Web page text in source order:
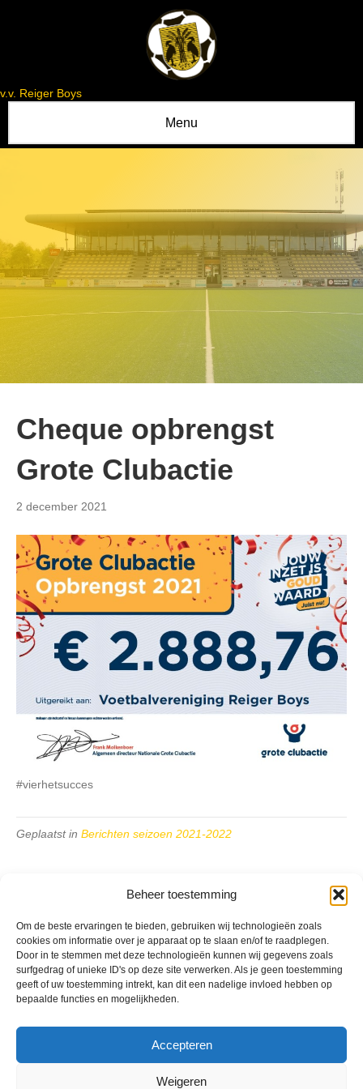
Beheer toestemming
Om de beste ervaringen te bieden, gebruiken wij technologieën zoals
cookies om informatie over je apparaat op te slaan en/of te raadplegen.
Door in te stemmen met deze technologieën kunnen wij gegevens zoals
surfgedrag of unieke ID's op deze site verwerken. Als je geen toestemming
geeft of uw toestemming intrekt, kan dit een nadelige invloed hebben op
bepaalde functies en mogelijkheden.
Accepteren
Weigeren
v.v. Reiger Boys
Menu
Cheque opbrengst
Grote Clubactie
2 december 2021
#vierhetsucces
Geplaatst in Berichten seizoen 2021-2022
VV Reiger Boys
De Wending, Lotte Beesedijk 1
1705 NA Heerhugowaard
Google maps route
Reglementen